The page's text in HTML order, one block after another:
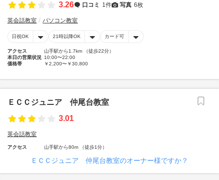
3.26 口コミ 1件 写真 6枚
英会話教室 パソコン教室
日祝OK 21時以降OK カード可
アクセス
山手駅から1.7km （徒歩22分）
本日の営業状況 10:00〜22:00
価格帯
￥2,200〜￥30,800
ＥＣＣジュニア 仲尾台教室
3.01
英会話教室
アクセス 山手駅から80m （徒歩1分）
ＥＣＣジュニア 仲尾台教室のオーナー様ですか？